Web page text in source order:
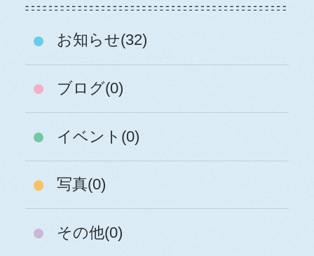
お知らせ(32)
ブログ(0)
イベント(0)
写真(0)
その他(0)